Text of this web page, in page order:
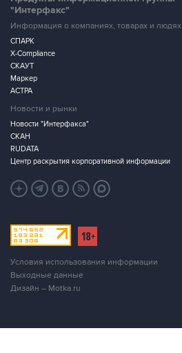
"Интерфакс"
Информация о компаниях, товарах и людях
СПАРК
X-Compliance
СКАУТ
Маркер
АСТРА
Новости и рынки
Новости "Интерфакса"
СКАН
RUDATA
Центр раскрытия корпоративной информации
Условия использования информации
Выходные данные
Дизайн – Motka.ru